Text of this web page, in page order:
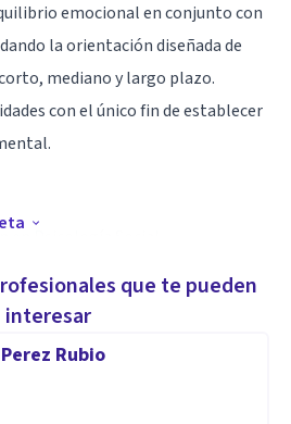
emocional en conjunto con
la orientación diseñada de
mediano y largo plazo.
con el único fin de establecer
en Psicología Social,
Integrativa, Técnicas de
Intervención Psicoterapéuticas en
que te pueden
interesar
Rubio